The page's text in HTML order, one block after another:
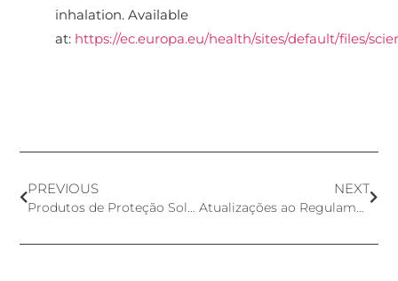
inhalation. Available
at: https://ec.europa.eu/health/sites/default/files/
PREVIOUS
Produtos de Proteção Solar e Fator de Proteção Solar (SPF)
NEXT
Atualizações ao Regulamento dos Produtos Cosméticos da UE – 2021